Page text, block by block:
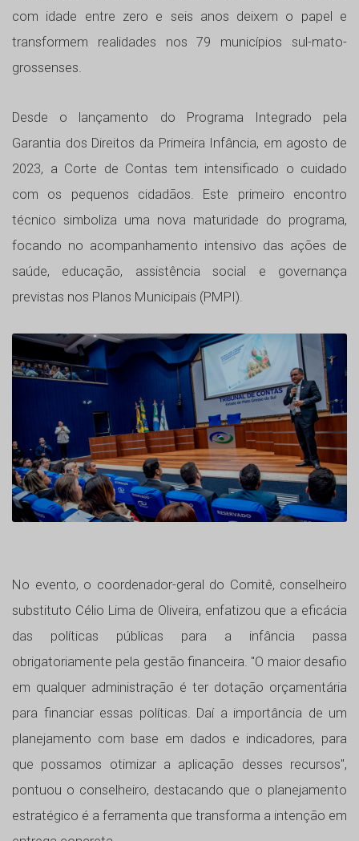
com idade entre zero e seis anos deixem o papel e
transformem realidades nos 79 municípios sul-mato-
grossenses.
Desde o lançamento do Programa Integrado pela
Garantia dos Direitos da Primeira Infância, em agosto de
2023, a Corte de Contas tem intensificado o cuidado
com os pequenos cidadãos. Este primeiro encontro
técnico simboliza uma nova maturidade do programa,
focando no acompanhamento intensivo das ações de
saúde, educação, assistência social e governança
previstas nos Planos Municipais (PMPI).
No evento, o coordenador-geral do Comitê, conselheiro
substituto Célio Lima de Oliveira, enfatizou que a eficácia
das políticas públicas para a infância passa
obrigatoriamente pela gestão financeira. "O maior desafio
em qualquer administração é ter dotação orçamentária
para financiar essas políticas. Daí a importância de um
planejamento com base em dados e indicadores, para
que possamos otimizar a aplicação desses recursos",
pontuou o conselheiro, destacando que o planejamento
estratégico é a ferramenta que transforma a intenção em